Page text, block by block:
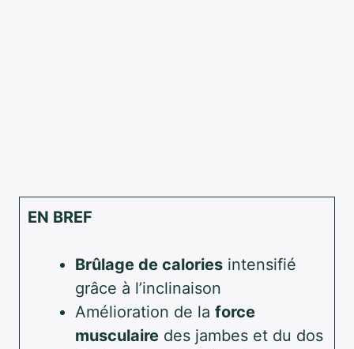
EN BREF
Brûlage de calories intensifié
grâce à l’inclinaison
Amélioration de la force
musculaire des jambes et du dos